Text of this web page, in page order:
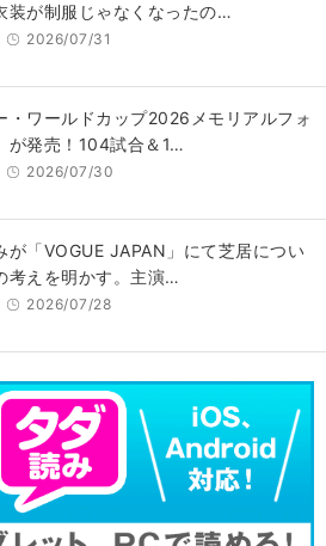
装が制服じゃなくなったの…
2026/07/31
・ワールドカップ2026メモリアルフォ
が発売！104試合＆1…
2026/07/30
が「VOGUE JAPAN」にて芝居につい
考えを明かす。主演…
2026/07/28